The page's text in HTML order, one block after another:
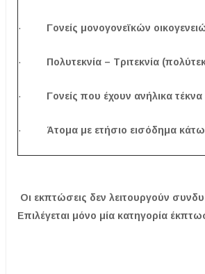
· Γονείς μονογονεϊκών
· Πολυτεκνία – Τριτεκνία
· Γονείς που έχουν ανήλικα τέκνα
· Άτομα με ετήσιο εισόδημα
Οι εκπτώσεις δεν λειτουργούν
Επιλέγεται μόνο μία κατηγορία